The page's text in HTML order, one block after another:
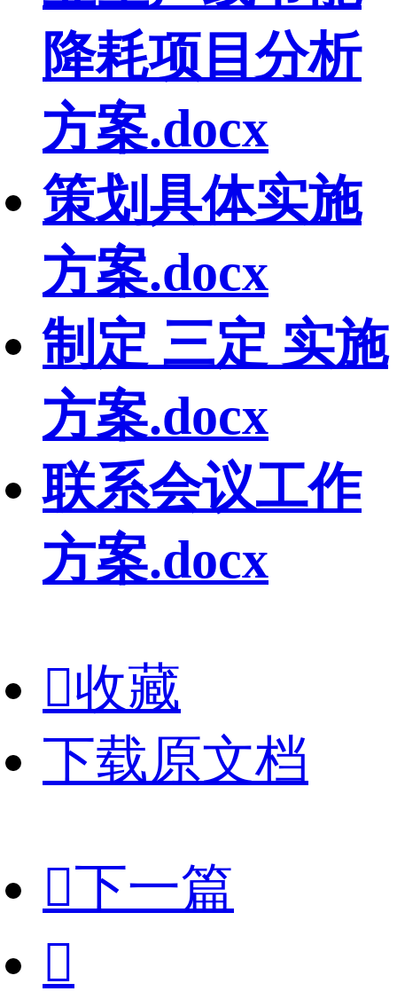
降耗项目分析
方案.docx
策划具体实施
方案.docx
制定 三定 实施
方案.docx
联系会议工作
方案.docx
收藏
下载原文档
下一篇
